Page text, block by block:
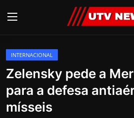
AO VIVO
PIRACICABA
CAMPINAS
INTERNACIONAL
Zelensky pede a
para a defesa
mísseis